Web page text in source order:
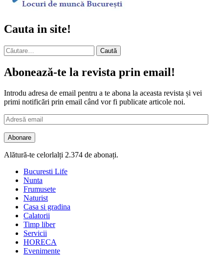
Cauta in site!
Caută
după:
Abonează-te la revista prin email!
Introdu adresa de email pentru a te abona la aceasta revista și vei
primi notificări prin email când vor fi publicate articole noi.
Adresă
email
Abonare
Alătură-te celorlalți 2.374 de abonați.
Bucuresti Life
Nunta
Frumusete
Naturist
Casa si gradina
Calatorii
Timp liber
Servicii
HORECA
Evenimente